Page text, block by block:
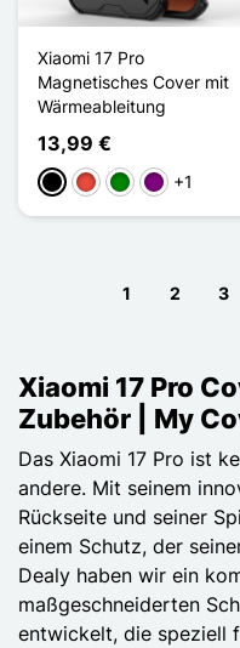
Xiaomi 17 Pro
Magnetisches Cover mit
Wärmeableitung
13,99 €
Schwarz
Rot GrünViolett
+1
1 2 3
Xiaomi 17 Pro
Zubehör | My
Das Xiaomi 17 Pro ist
andere. Mit seinem
Rückseite und seiner
einem Schutz, der
Dealy haben wir ein
maßgeschneiderten
entwickelt, die speziell